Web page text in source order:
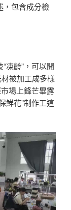
，包含成分檢
凍齡”，可以開
被加工成多樣
場上鋒芒畢露
鮮花”制作工這